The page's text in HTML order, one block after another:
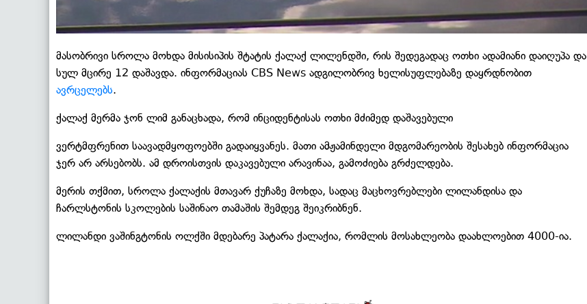
მასობრივი სროლა მოხდა მისისიპის შტატის ქალაქ ლილენდში, რის შედეგადაც ოთხი ადამიანი დაიღუპა და
სულ მცირე 12 დაშავდა. ინფორმაციას CBS News ადგილობრივ ხელისუფლებაზე დაყრდნობით
ავრცელებს.
ქალაქ მერმა ჯონ ლიმ განაცხადა, რომ ინციდენტისას ოთხი მძიმედ დაშავებული
ვერტმფრენით საავადმყოფოებში გადაიყვანეს. მათი ამჟამინდელი მდგომარეობის შესახებ ინფორმაცია
ჯერ არ არსებობს. ამ დროისთვის დაკავებული არავინაა, გამოძიება გრძელდება.
მერის თქმით, სროლა ქალაქის მთავარ ქუჩაზე მოხდა, სადაც მაცხოვრებლები ლილანდისა და
ჩარლსტონის სკოლების საშინაო თამაშის შემდეგ შეიკრიბნენ.
ლილანდი ვაშინგტონის ოლქში მდებარე პატარა ქალაქია, რომლის მოსახლეობა დაახლოებით 4000-ია.